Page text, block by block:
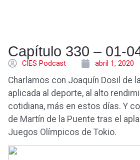
Capítulo 330 – 01-
CÍES Podcast abril 1, 2020
Charlamos con Joaquín Dosil de
aplicada al deporte, al alto
cotidiana, más en estos días. Y
de Martín de la Puente tras el
Juegos Olímpicos de Tokio.